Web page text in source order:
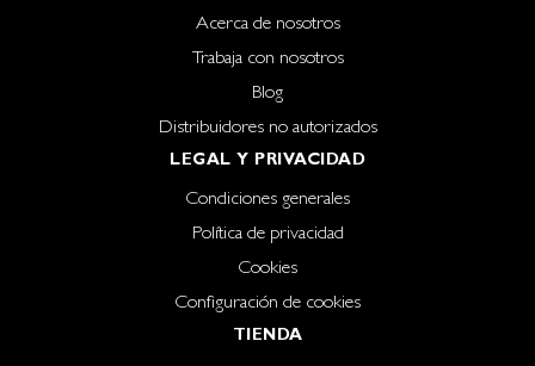
Acerca de nosotros
Trabaja con nosotros
Blog
Distribuidores no autorizados
LEGAL Y PRIVACIDAD
Condiciones generales
Política de privacidad
Cookies
Configuración de cookies
TIENDA